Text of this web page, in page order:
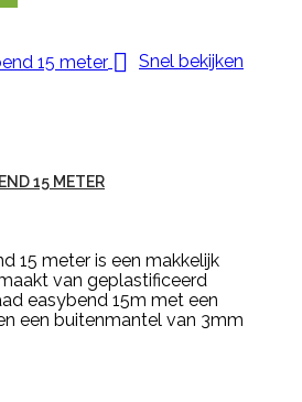
 Snel bekijken
15 METER
15 meter is een makkelijk
van geplastificeerd
easybend 15m met een
een buitenmantel van 3mm